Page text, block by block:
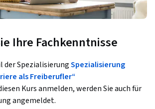
Ihre Fachkenntnisse
der SpezialisierungSpezialisierung
als Freiberufler“
Kurs anmelden, werden Sie auch für
angemeldet.